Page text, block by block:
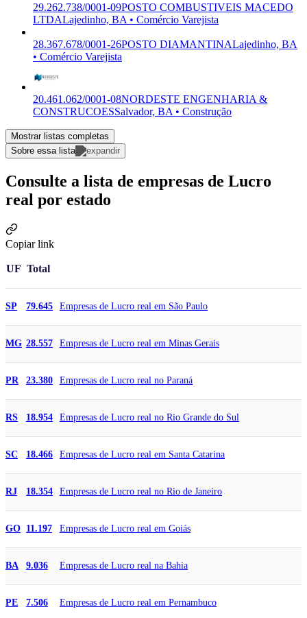
29.262.738/0001-09POSTO COMBUSTIVEIS MACEDO
LTDALajedinho, BA • Comércio Varejista
28.367.678/0001-26POSTO DIAMANTINALajedinho, BA
• Comércio Varejista
20.461.062/0001-08NORDESTE ENGENHARIA &
CONSTRUCOESSalvador, BA • Construção
Mostrar listas completas
Sobre essa lista
Consulte a lista de empresas de Lucro
real por estado
Copiar link
UF Total
SP 79.645 Empresas de Lucro real em São Paulo
MG 28.557 Empresas de Lucro real em Minas Gerais
PR 23.380 Empresas de Lucro real no Paraná
RS 18.954 Empresas de Lucro real no Rio Grande do Sul
SC 18.466 Empresas de Lucro real em Santa Catarina
RJ 18.354 Empresas de Lucro real no Rio de Janeiro
GO 11.197 Empresas de Lucro real em Goiás
BA 9.036 Empresas de Lucro real na Bahia
PE 7.506 Empresas de Lucro real em Pernambuco